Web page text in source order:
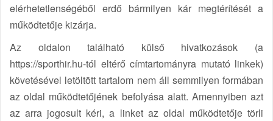
elérhetetlenségéből erdő bármilyen kár megtérítését a
működtetője kizárja.
Az oldalon található külső hivatkozások (a
https://sporthir.hu-tól eltérő címtartományra mutató linkek)
követésével letöltött tartalom nem áll semmilyen formában
az oldal működtetőjének befolyása alatt. Amennyiben azt
az arra jogosult kéri, a linket az oldal működtetője törli